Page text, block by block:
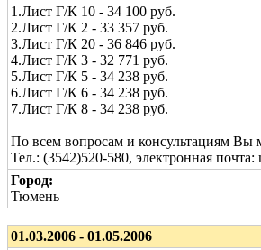
1.Лист Г/К 10 - 34 100 руб.
2.Лист Г/К 2 - 33 357 руб.
3.Лист Г/К 20 - 36 846 руб.
4.Лист Г/К 3 - 32 771 руб.
5.Лист Г/К 5 - 34 238 руб.
6.Лист Г/К 6 - 34 238 руб.
7.Лист Г/К 8 - 34 238 руб.
По всем вопросам и консультациям Вы
Тел.: (3542)520-580, электронная
Город:
Тюмень
01.03.2006 - 01.05.2006